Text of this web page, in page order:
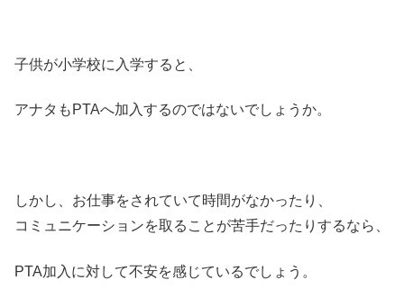
子供が小学校に入学すると、
アナタもPTAへ加入するのではないでしょうか。
しかし、お仕事をされていて時間がなかったり、
コミュニケーションを取ることが苦手だったりするなら、
PTA加入に対して不安を感じているでしょう。